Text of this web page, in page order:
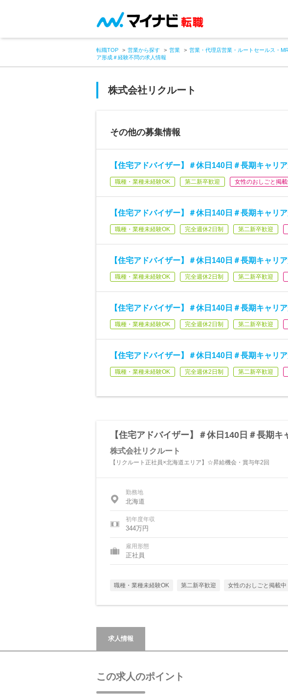
転職TOP 営業から探す 営業 営業・代理店営業・ルートセールス・
ア形成＃経験不問の求人情報
株式会社リクルート
その他の募集情報
【住宅アドバイザー】＃休日140日＃長期キャリ
職種・業種未経験OK 第二新卒歓迎 女性のおしごと掲
【住宅アドバイザー】＃休日140日＃長期キャリ
職種・業種未経験OK 完全週休2日制 第二新卒歓迎
【住宅アドバイザー】＃休日140日＃長期キャリ
職種・業種未経験OK 完全週休2日制 第二新卒歓迎
【住宅アドバイザー】＃休日140日＃長期キャリ
職種・業種未経験OK 完全週休2日制 第二新卒歓迎
【住宅アドバイザー】＃休日140日＃長期キャリ
職種・業種未経験OK 完全週休2日制 第二新卒歓迎
【住宅アドバイザー】＃休日140日＃長期キ
株式会社リクルート
【リクルート正社員×北海道エリア】☆昇給機会・賞与年2回
勤務地
北海道
初年度年収
344万円
雇用形態
正社員
職種・業種未経験OK 第二新卒歓迎 女性のおしごと掲載中
求人情報
この求人のポイント